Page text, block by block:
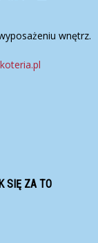
wnętrz.
SIĘ ZA TO